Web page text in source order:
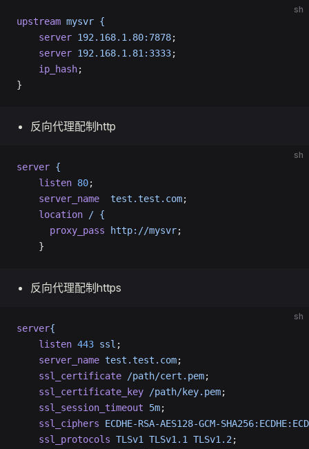
sh
upstream mysvr {
	server
192.168.1.80:7878;
	server
192.168.1.81:3333;
	ip_hash
;
}
反向代理配制http
sh
server {
    listen
80;
    server_name
  test.test.com
;
    location
/ {
      proxy_pass
http://mysvr;
    }
反向代理配制https
sh
server{
    listen
443 ssl ;
    server_name
test.test.com;
    ssl_certificate
/path/cert.pem;
    ssl_certificate_key
/path/key.pem;
    ssl_session_timeout
5m;
    ssl_ciphers
ECDHE-RSA-AES128-GCM-
    ssl_protocols
TLSv1 TLSv1.1 TLSv1.2 ;